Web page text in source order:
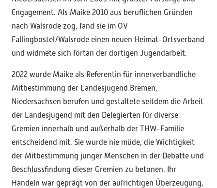
Engagement. Als Maike 2010 aus beruflichen Gründen
nach Walsrode zog, fand sie im OV
Fallingbostel/Walsrode einen neuen Heimat-Ortsverband
und widmete sich fortan der dortigen Jugendarbeit.
2022 wurde Maike als Referentin für innerverbandliche
Mitbestimmung der Landesjugend Bremen,
Niedersachsen berufen und gestaltete seitdem die Arbeit
der Landesjugend mit den Delegierten für diverse
Gremien innerhalb und außerhalb der THW-Familie
entscheidend mit. Sie wurde nie müde, die Wichtigkeit
der Mitbestimmung junger Menschen in der Debatte und
Beschlussfindung dieser Gremien zu betonen. Ihr
Handeln war geprägt von der aufrichtigen Überzeugung,